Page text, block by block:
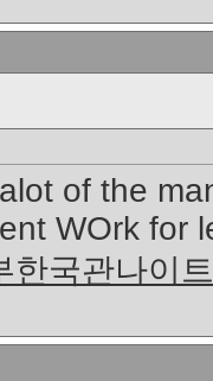
of the
WOrk for
한국관나이트